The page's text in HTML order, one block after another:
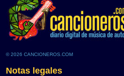
© 2026 CANCIONEROS.COM
Notas legales